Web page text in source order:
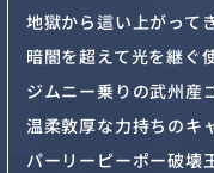
地獄から這い上がって
暗闇を超えて光を継ぐ
ジムニー乗りの武州産
温柔敦厚な力持ちのキ
パーリーピーポー破壊